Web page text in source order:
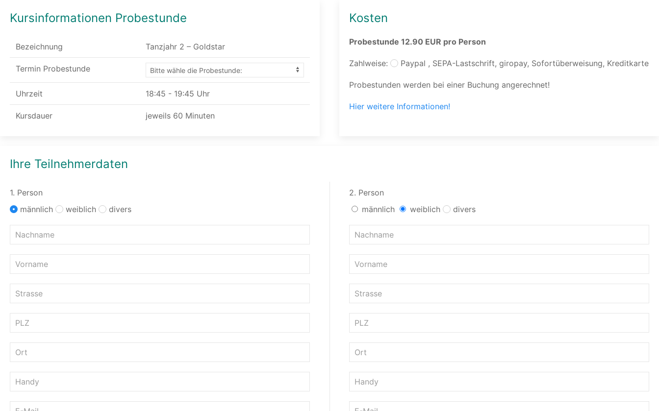
Kursinformationen Probestunde
Bezeichnung Tanzjahr 2 – Goldstar
Termin Probestunde
Uhrzeit 18:45 - 19:45 Uhr
Kursdauer jeweils 60 Minuten
Kosten
Probestunde 12.90 EUR pro Person
Zahlweise: Paypal , SEPA-Lastschrift, giropay, Sofortüberweisung, Kreditkarte
Probestunden werden bei einer Buchung angerechnet!
Hier weitere Informationen!
Ihre Teilnehmerdaten
1. Person
männlich
weiblich divers
2. Person
männlich
weiblich divers